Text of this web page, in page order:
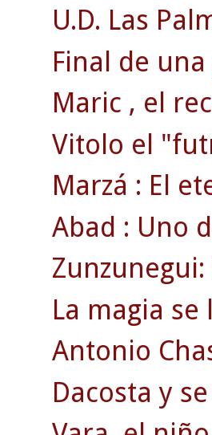
U.D. Las
Final de
Maric , el
Vitolo el
Marzá : El
Abad : Uno
La magia
Antonio
Dacosta y